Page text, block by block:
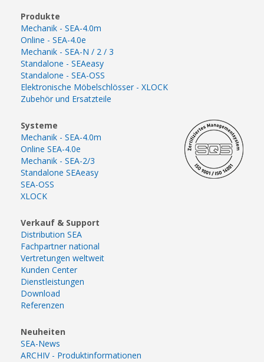
Produkte
Mechanik - SEA-4.0m
Online - SEA-4.0e
Mechanik - SEA-N / 2 / 3
Standalone - SEAeasy
Standalone - SEA-OSS
Elektronische Möbelschlösser - XLOCK
Zubehör und Ersatzteile
Systeme
Mechanik - SEA-4.0m
Online SEA-4.0e
Mechanik - SEA-2/3
Standalone SEAeasy
SEA-OSS
XLOCK
Verkauf & Support
Distribution SEA
Fachpartner national
Vertretungen weltweit
Kunden Center
Dienstleistungen
Download
Referenzen
Neuheiten
SEA-News
ARCHIV - Produktinformationen